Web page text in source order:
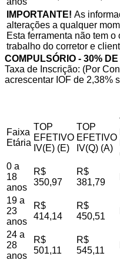
IMPORTANTE! As
alterações a qualquer
Esta ferramenta não tem
trabalho do corretor e
COMPULSÓRIO - 30%
Taxa de Inscrição: (Por
acrescentar IOF de 2,38%
Faixa
Etária
TOP
EFETIVO
IV(E) (E)
TOP
EFETIVO
IV(Q) (A)
0 a
18
anos
R$
350,97
R$
381,79
19 a
23
anos
R$
414,14
R$
450,51
24 a
28
anos
R$
501,11
R$
545,11